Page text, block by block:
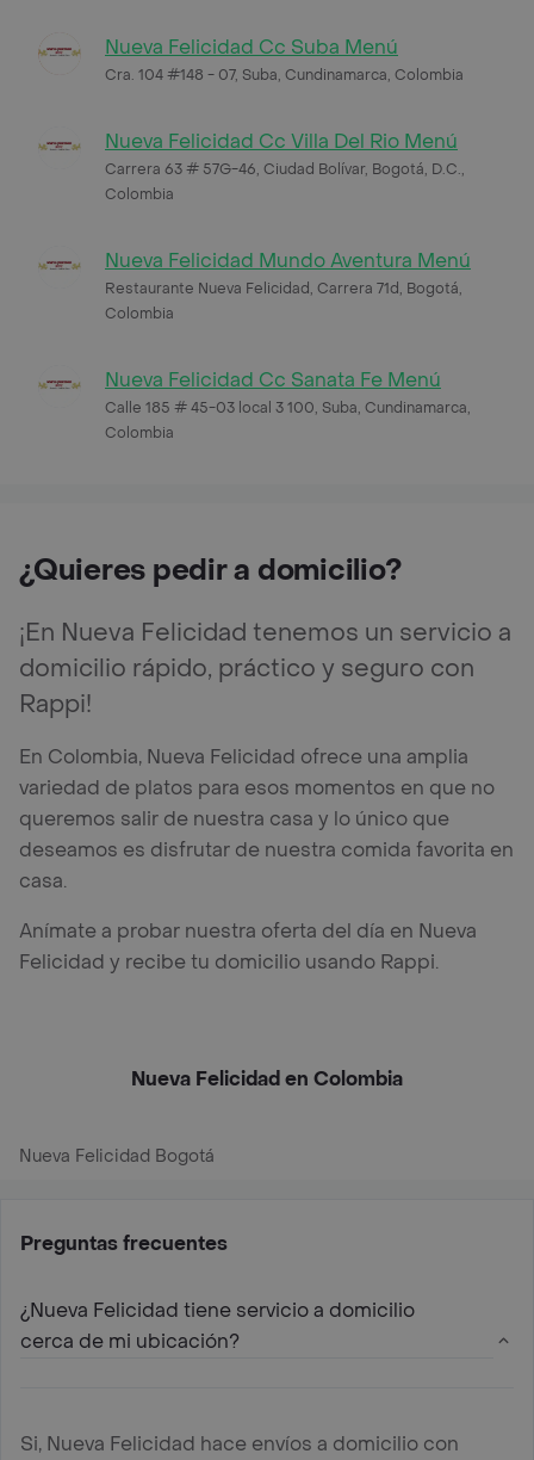
Nueva Felicidad Cc Suba Menú
Cra. 104 #148 - 07, Suba, Cundinamarca, Colombia
Nueva Felicidad Cc Villa Del Rio Menú
Carrera 63 # 57G-46, Ciudad Bolívar, Bogotá, D.C.,
Colombia
Nueva Felicidad Mundo Aventura Menú
Restaurante Nueva Felicidad, Carrera 71d, Bogotá,
Colombia
Nueva Felicidad Cc Sanata Fe Menú
Calle 185 # 45-03 local 3 100, Suba, Cundinamarca,
Colombia
¿Quieres pedir a domicilio?
¡En Nueva Felicidad tenemos un servicio a
domicilio rápido, práctico y seguro con
Rappi!
En Colombia, Nueva Felicidad ofrece una amplia
variedad de platos para esos momentos en que no
queremos salir de nuestra casa y lo único que
deseamos es disfrutar de nuestra comida favorita en
casa.
Anímate a probar nuestra oferta del día en Nueva
Felicidad y recibe tu domicilio usando Rappi.
Nueva Felicidad en Colombia
Nueva Felicidad Bogotá
Preguntas frecuentes
¿Nueva Felicidad tiene servicio a domicilio
cerca de mi ubicación?
Si, Nueva Felicidad hace envíos a domicilio con